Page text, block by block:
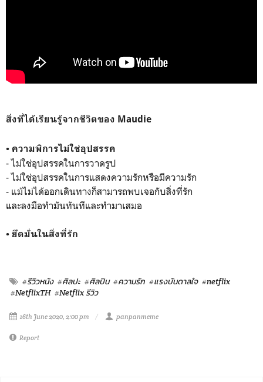
สิ่งที่ได้เรียนรู้จากชีวิตของ Maudie
• ความพิการไม่ใช่อุปสรรค
- ไม่ใช่อุปสรรคในการวาดรูป
- ไม่ใช่อุปสรรคในการแสดงความรักหรือมีความรัก
- แม้ไม่ได้ออกเดินทางก็สามารถพบเจอกับสิ่งที่รัก
และลงมือทำมันทันทีและทำมาเสมอ
• ยึดมั่นในสิ่งที่รัก
#รีวิวหนัง #ศิลปะ #ศิลปิน #ความรัก #แรงบันดาลใจ #netflix
#NetflixTH #Netflix รีวิว
16th June 2020, 2:00 pm panpanmeme
Report